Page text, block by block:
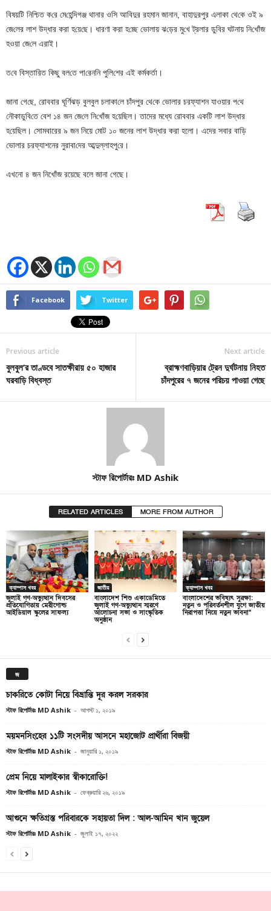
বিষয়‌টি নি‌শ্চিত ক‌রে মে‌হে‌ন্দিগঞ্জ থানার ওসি আবিদুর রহমান জানান, বাহাদুরপুর এলাকা থে‌কে ওই ৯
জে‌লের লাশ উদ্ধার করা হ‌য়ে‌ছে। ধারণা করা হ‌চ্ছে ভোলায় ঝ‌ড়ের মু‌খে ট্রলার ডু‌বির ঘটনায় নি‌খোঁজ
হওয়া জে‌লে এরাই।
ত‌বে বিস্তা‌রিত কিছু বল‌তে পা‌রেন‌নি পু‌লি‌শের এই কর্মকর্তা।
জানা গে‌ছে, রোববার ঘূর্ণিঝড় বুলবুল চলাকা‌লে চাঁদপুর থে‌কে ভোলার চরফ্যাশন যাওয়ার প‌থে
নৌকাডু‌বি‌তে বেশ ১৪ জন জে‌লে নি‌খোঁজ হ‌য়ে‌ছিল। তাদের মধ্যে রোববার একটি লাশ উদ্ধার
হ‌য়ে‌ছিল। সোমবারের ৯ জন নিয়ে মোট ১০ জনের লাশ উদ্ধার করা হলো। এদের সবার বা‌ড়ি
ভোলার চরফ্যাশনের নুরাবা‌দের আব্দুল্লাহপু‌রে।
এখনো ৪ জন নিখোঁজ রয়েছে বলে জানা গেছে।
Facebook Twitter
Previous article
বুলবুল’র তাণ্ডবে সাতক্ষীরায় ৫০ হাজার
ঘরবাড়ি বিধ্বস্ত
Next article
ব্রাহ্মণবাড়িয়ার ট্রেন দুর্ঘটনায় নিহত
চাঁদপুরের ৭ জনের পরিচয় পাওয়া গেছে
স্টাফ রিপোর্টারঃ MD Ashik
RELATED ARTICLES MORE FROM AUTHOR
ক্যাম্পাস খবর
জুলাই গণ-অভ্যুত্থান দিবসের
প্রতিযোগিতায় মেরীগোল্ড
আইডিয়াল স্কুলের সাফল্য
জাতীয়
বাংলাদেশ শিশু একাডেমিতে
জুলাই গণ-অভ্যুত্থান স্মরণে
আলোচনা সভা ও সাংস্কৃতিক
অনুষ্ঠান
ক্যাম্পাস খবর
বাংলাদেশের ভবিষ্যৎ সুরক্ষা:
নতুন ও পরিবর্তনশীল যুগে জাতীয়
নিরাপত্তা নিয়ে নতুন ভাবনা”
জ
চাকরিতে কোটা নিয়ে বিভ্রান্তি দূর করল সরকার
স্টাফ রিপোর্টারঃ MD Ashik - আগস্ট ১, ২০১৯
ময়মনসিংহের ১১টি সংসদীয় আসনে মহাজোট প্রার্থীরা বিজয়ী
স্টাফ রিপোর্টারঃ MD Ashik - জানুয়ারি ১, ২০১৯
প্রেম নিয়ে মালাইকার স্বীকারোক্তি!
স্টাফ রিপোর্টারঃ MD Ashik - ফেব্রুয়ারি ২৬, ২০১৯
আগুনে ক্ষ‌তিগ্রস্ত প‌রিবার‌কে সহায়তা দি‌ল : আল-আমিন খান জুয়েল
স্টাফ রিপোর্টারঃ MD Ashik - জুলাই ১৭, ২০২২